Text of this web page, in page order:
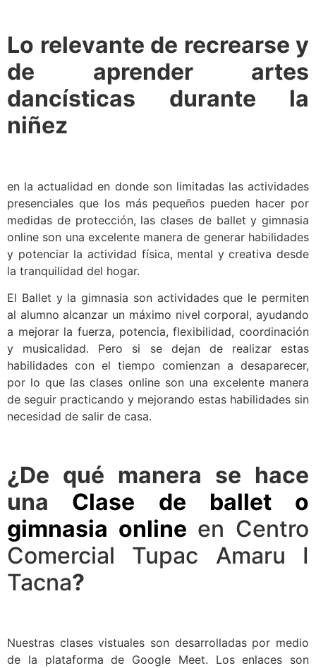
Lo relevante de recrearse y
de aprender artes
dancísticas durante la
niñez
en la actualidad en donde son limitadas las actividades
presenciales que los más pequeños pueden hacer por
medidas de protección, las clases de ballet y gimnasia
online son una excelente manera de generar habilidades
y potenciar la actividad física, mental y creativa desde
la tranquilidad del hogar.
El Ballet y la gimnasia son actividades que le permiten
al alumno alcanzar un máximo nivel corporal, ayudando
a mejorar la fuerza, potencia, flexibilidad, coordinación
y musicalidad. Pero si se dejan de realizar estas
habilidades con el tiempo comienzan a desaparecer,
por lo que las clases online son una excelente manera
de seguir practicando y mejorando estas habilidades sin
necesidad de salir de casa.
¿De qué manera se hace
una Clase de ballet o
gimnasia online en Centro
Comercial Tupac Amaru I
Tacna?
Nuestras clases vistuales son desarrolladas por medio
de la plataforma de Google Meet. Los enlaces son